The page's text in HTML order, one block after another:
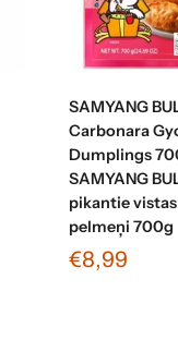
SAMYANG
Carbonara
Dumplings
SAMYANG
pikantie
pelmeņi 700g
€8,99